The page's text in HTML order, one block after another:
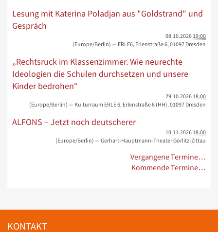
Lesung mit Katerina Poladjan aus "Goldstrand" und
Gespräch
08.10.2026 19:00
(Europe/Berlin) — ERLE6, Erlenstraße 6, 01097 Dresden
„Rechtsruck im Klassenzimmer. Wie neurechte
Ideologien die Schulen durchsetzen und unsere
Kinder bedrohen“
29.10.2026 18:00
(Europe/Berlin) — Kulturraum ERLE 6, Erlenstraße 6 (HH), 01097 Dresden
ALFONS – Jetzt noch deutscherer
10.11.2026 18:00
(Europe/Berlin) — Gerhart-Hauptmann-Theater Görlitz-Zittau
Vergangene Termine…
Kommende Termine…
KONTAKT